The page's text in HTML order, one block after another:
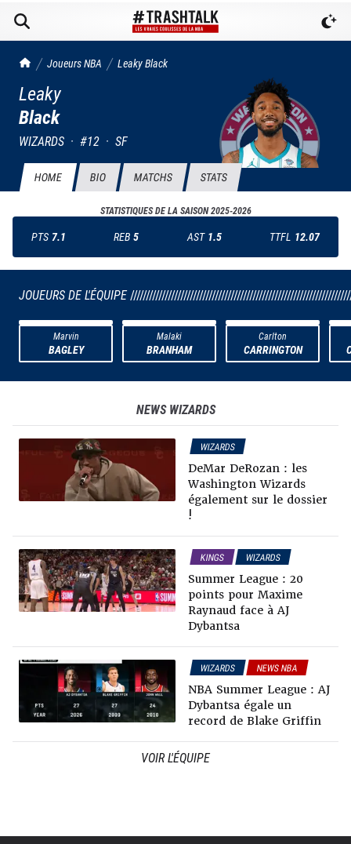
TrashTalk Actu NBA
Joueurs NBA LeakyBlack
Leaky
Black
WIZARDS · #12 · SF
HOME BIO MATCHS STATS
STATISTIQUES DE LA SAISON2025-2026
PTS 7.1 REB 5 AST 1.5 TTFL 12.07
JOUEURS DE L'ÉQUIPE
Marvin
BAGLEY
Malaki
BRANHAM
Carlton
CARRINGTON
NEWSWIZARDS
WIZARDS
RUMEURS & TRADES
NEWS NBA
DeMar DeRozan : les
Washington Wizards
également sur le dossier
!
KINGS
WIZARDS
SUMMER LEAGUE
Summer League : 20
points pour Maxime
Raynaud face à AJ
Dybantsa
WIZARDS
NEWS NBA
SUMMER LEAGUE
NBA Summer League : AJ
Dybantsa égale un
record de Blake Griffin
VOIR L'ÉQUIPE